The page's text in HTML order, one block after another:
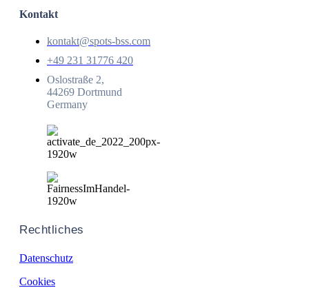
Kontakt
kontakt@spots-bss.com
+49 231 31776 420
Oslostraße 2,
44269 Dortmund
Germany
Rechtliches
Datenschutz
Cookies